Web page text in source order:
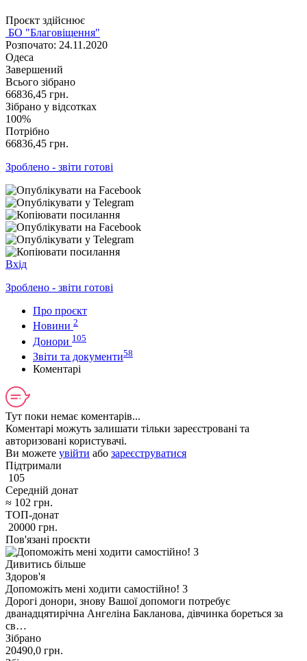
Проєкт здійснює
БО "Благовіщення"
Розпочато: 24.11.2020
Одеса
Завершений
Всього зібрано
66836,45 грн.
Зібрано у відсотках
100%
Потрібно
66836,45 грн.
Зроблено - звіти готові
Вхід
Зроблено - звіти готові
Про проєкт
Новини 2
Донори 105
Звіти та документи58
Коментарі
Тут поки немає коментарів...
Коментарі можуть залишати тільки зареєстровані та
авторизовані користувачі.
Ви можете увійти або зареєструватися
Підтримали
105
Середній донат
≈ 102 грн.
ТОП-донат
20000 грн.
Пов'язані проєкти
Дивитись більше
Здоров'я
Допоможіть мені ходити самостійно! 3
Дорогі донори, знову Вашої допомоги потребує
дванадцятирічна Ангеліна Бакланова, дівчинка бореться за
св…
Зібрано
20490,0 грн.